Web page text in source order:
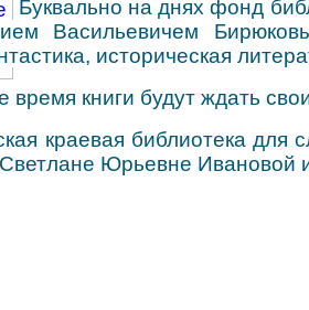
Буквально на днях фонд
Васильевичем
историческая
книги будут ждать
краевая библиотека
Светлане Юрьевне